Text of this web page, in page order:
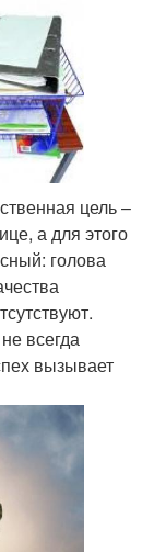
цель –
а для этого
голова
всегда
вызывает